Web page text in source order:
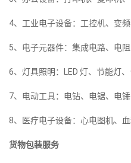
4、工业电子设备：工控机、变频
5、电子元器件：集成电路、电阻
6、灯具照明：LED 灯、节能灯、
7、电动工具：电钻、电锯、电锤
8、医疗电子设备：心电图机、血
货物包装服务